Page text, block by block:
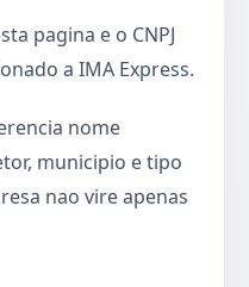
pagina e o CNPJ
a IMA Express.
nome
municipio e tipo
nao vire apenas